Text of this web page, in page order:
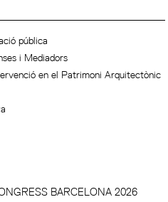
pública
i Mediadors
en el Patrimoni Arquitectònic
BARCELONA 2026